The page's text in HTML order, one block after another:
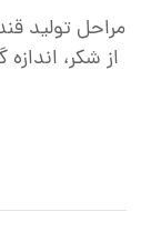
مراحل تولید
از شکر،